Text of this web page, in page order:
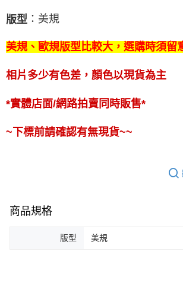
版型 ：美規
美規、歐規版型比較大，選購時須留
相片多少有色差，顏色以現貨為主
*實體店面/網路拍賣同時販售*
~下標前請確認有無現貨~~
商品規格
版型 美規